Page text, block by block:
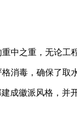
之重，无论工
消毒，确保了
成徽派风格，